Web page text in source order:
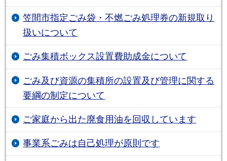
笠間市指定ごみ袋・不燃ごみ処理券の新規取り
扱いについて
ごみ集積ボックス設置費助成金について
ごみ及び資源の集積所の設置及び管理に関する
要綱の制定について
ご家庭から出た廃食用油を回収しています
事業系ごみは自己処理が原則です